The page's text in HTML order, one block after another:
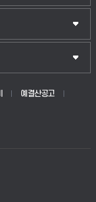
예결산공고